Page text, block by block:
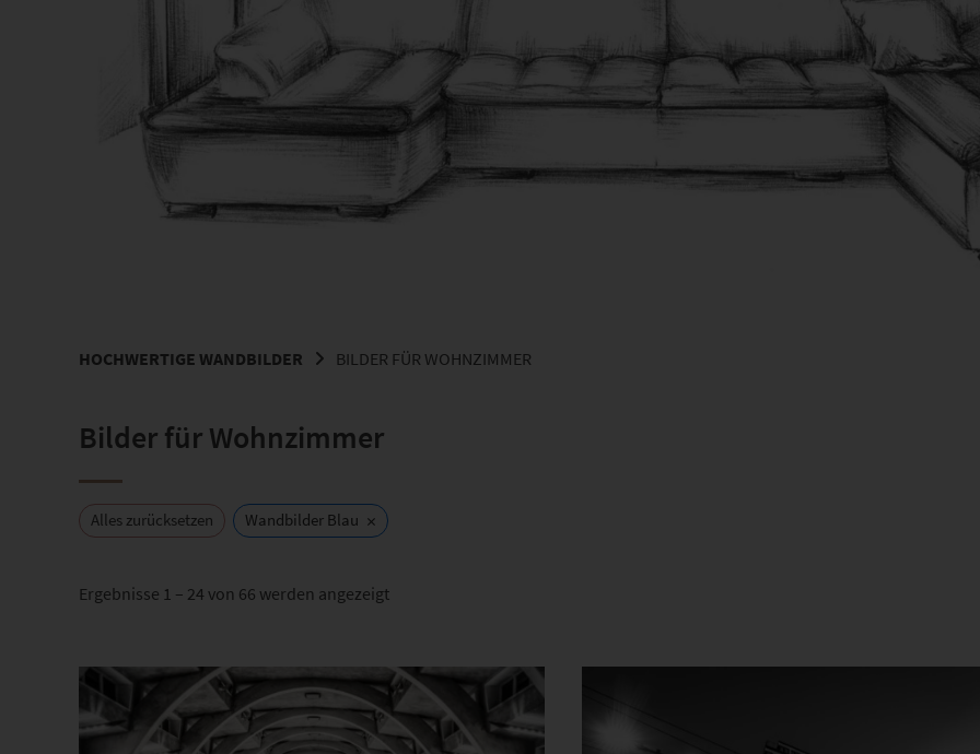
HOCHWERTIGE WANDBILDER BILDER FÜR WOHNZIMMER
Bilder für Wohnzimmer
Alles zurücksetzen Wandbilder Blau ×
Ergebnisse 1 – 24 von 66 werden angezeigtNach
Dieses Produkt weist mehrere Varianten auf. Die Optionen können auf der Produktseite gewählt werden